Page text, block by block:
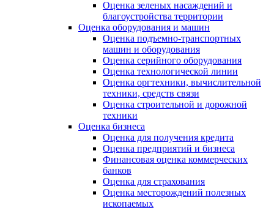
Оценка зеленых насаждений и
благоустройства территории
Оценка оборудования и машин
Оценка подъемно-транспортных
машин и оборудования
Оценка серийного оборудования
Оценка технологической линии
Оценка оргтехники, вычислительной
техники, средств связи
Оценка строительной и дорожной
техники
Оценка бизнеса
Оценка для получения кредита
Оценка предприятий и бизнеса
Финансовая оценка коммерческих
банков
Оценка для страхования
Оценка месторождений полезных
ископаемых